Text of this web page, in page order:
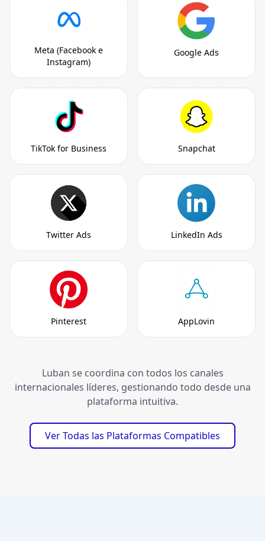
Meta (Facebook e
Instagram)
Google Ads
TikTok for Business Snapchat
Twitter Ads LinkedIn Ads
Pinterest AppLovin
Luban se coordina con todos los canales
internacionales líderes, gestionando todo desde una
plataforma intuitiva.
Ver Todas las Plataformas Compatibles